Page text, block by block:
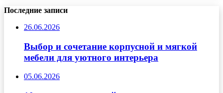
Последние записи
26.06.2026
Выбор и сочетание корпусной и мягкой
мебели для уютного интерьера
05.06.2026